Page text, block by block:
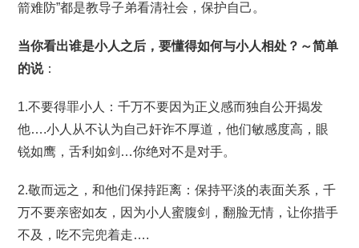
箭难防”都是教导子弟看清社会，保护自己。
当你看出谁是小人之后，要懂得如何与小人相处？～简单
的说：
1.不要得罪小人：千万不要因为正义感而独自公开揭发
他….小人从不认为自己奸诈不厚道，他们敏感度高，眼
锐如鹰，舌利如剑…你绝对不是对手。
2.敬而远之，和他们保持距离：保持平淡的表面关系，千
万不要亲密如友，因为小人蜜腹剑，翻脸无情，让你措手
不及，吃不完兜着走….